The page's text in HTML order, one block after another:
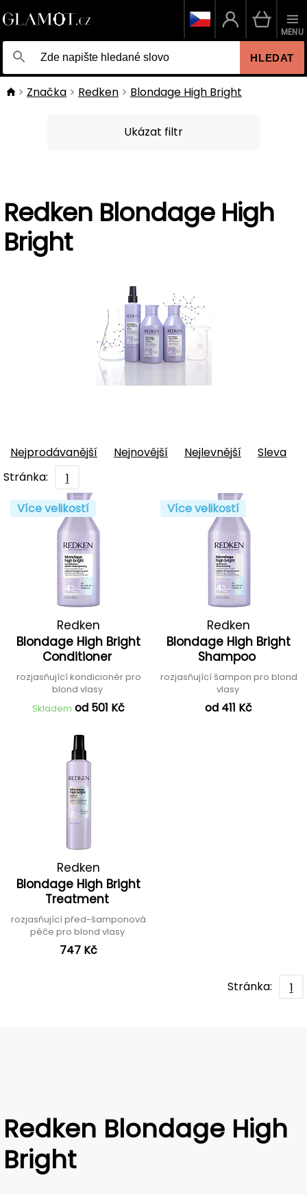
HLEDAT
MENU
Značka Redken Blondage High Bright
Ukázat filtr
Redken Blondage High
Bright
Nejprodávanější Nejnovější Nejlevnější
Sleva
Stránka:
1
Více velikostí
Redken
Blondage High Bright
Conditioner
rozjasňující kondicionér pro
blond vlasy
Skladem od 501 Kč
Více velikostí
Redken
Blondage High Bright
Shampoo
rozjasňující šampon pro blond
vlasy
od 411 Kč
Redken
Blondage High Bright
Treatment
rozjasňující před-šamponová
péče pro blond vlasy
747 Kč
Stránka: 1
Redken Blondage High
Bright